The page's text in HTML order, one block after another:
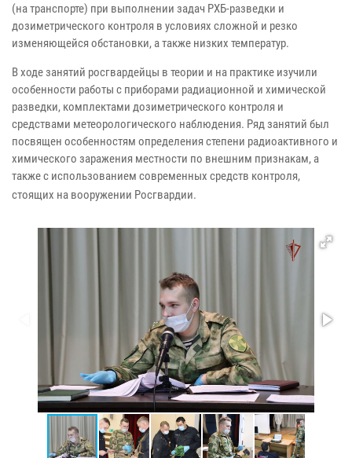
(на транспорте) при выполнении задач РХБ-разведки и
дозиметрического контроля в условиях сложной и резко
изменяющейся обстановки, а также низких температур.
В ходе занятий росгвардейцы в теории и на практике изучили
особенности работы с приборами радиационной и химической
разведки, комплектами дозиметрического контроля и
средствами метеорологического наблюдения. Ряд занятий был
посвящен особенностям определения степени радиоактивного и
химического заражения местности по внешним признакам, а
также с использованием современных средств контроля,
стоящих на вооружении Росгвардии.